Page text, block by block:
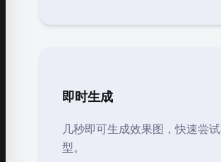
即时生成
几秒即可生成效果图，快速尝
型。